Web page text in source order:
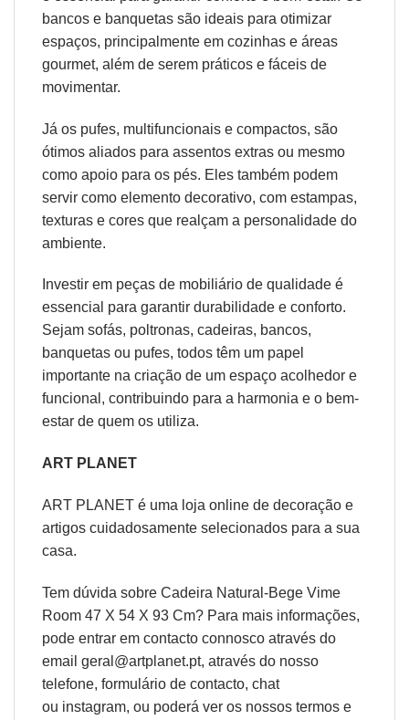
bancos e banquetas são ideais para otimizar
espaços, principalmente em cozinhas e áreas
gourmet, além de serem práticos e fáceis de
movimentar.
Já os pufes, multifuncionais e compactos, são
ótimos aliados para assentos extras ou mesmo
como apoio para os pés. Eles também podem
servir como elemento decorativo, com estampas,
texturas e cores que realçam a personalidade do
ambiente.
Investir em peças de mobiliário de qualidade é
essencial para garantir durabilidade e conforto.
Sejam sofás, poltronas, cadeiras, bancos,
banquetas ou pufes, todos têm um papel
importante na criação de um espaço acolhedor e
funcional, contribuindo para a harmonia e o bem-
estar de quem os utiliza.
ART PLANET
ART PLANET é uma loja online de decoração e
artigos cuidadosamente selecionados para a sua
casa.
Tem dúvida sobre Cadeira Natural-Bege Vime
Room 47 X 54 X 93 Cm? Para mais informações,
pode entrar em contacto connosco através do
email geral@artplanet.pt, através do nosso
telefone, formulário de contacto, chat
ou instagram, ou poderá ver os nossos termos e